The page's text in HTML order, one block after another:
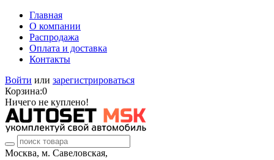
Главная
О компании
Распродажа
Оплата и доставка
Контакты
Войти или зарегистрироваться
Корзина:0
Ничего не куплено!
Москва, м. Савеловская,